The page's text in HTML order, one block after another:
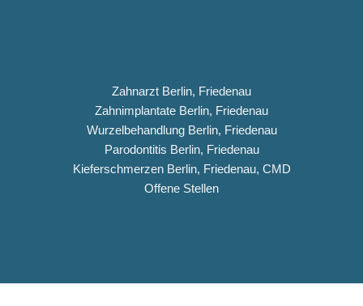
Zahnarzt Berlin, Friedenau
Zahnimplantate Berlin, Friedenau
Wurzelbehandlung Berlin, Friedenau
Parodontitis Berlin, Friedenau
Kieferschmerzen Berlin, Friedenau, CMD
Offene Stellen